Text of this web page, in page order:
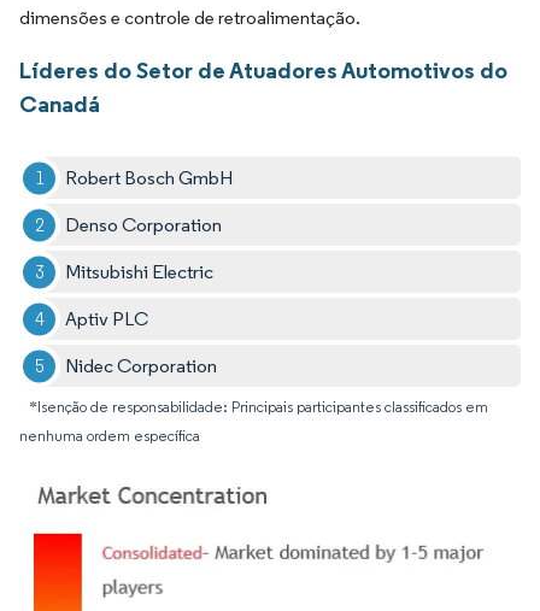
dimensões e controle de retroalimentação.
Líderes do Setor de Atuadores Automotivos do
Canadá
Robert Bosch GmbH
Denso Corporation
Mitsubishi Electric
Aptiv PLC
Nidec Corporation
*Isenção de responsabilidade: Principais participantes classificados em
nenhuma ordem específica